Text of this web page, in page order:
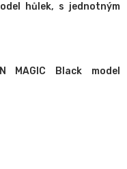
hůlek, s jednotným
MAGIC Black model